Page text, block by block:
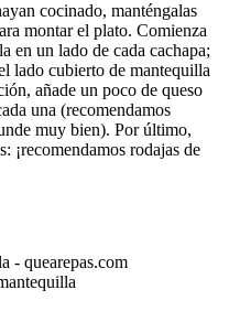
cocinado, manténgalas
montar el plato. Comienza
en un lado de cada cachapa;
lado cubierto de mantequilla
añade un poco de queso
una (recomendamos
muy bien). Por último,
¡recomendamos rodajas de